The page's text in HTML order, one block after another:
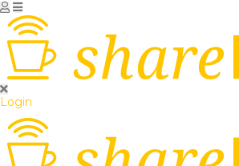
Login